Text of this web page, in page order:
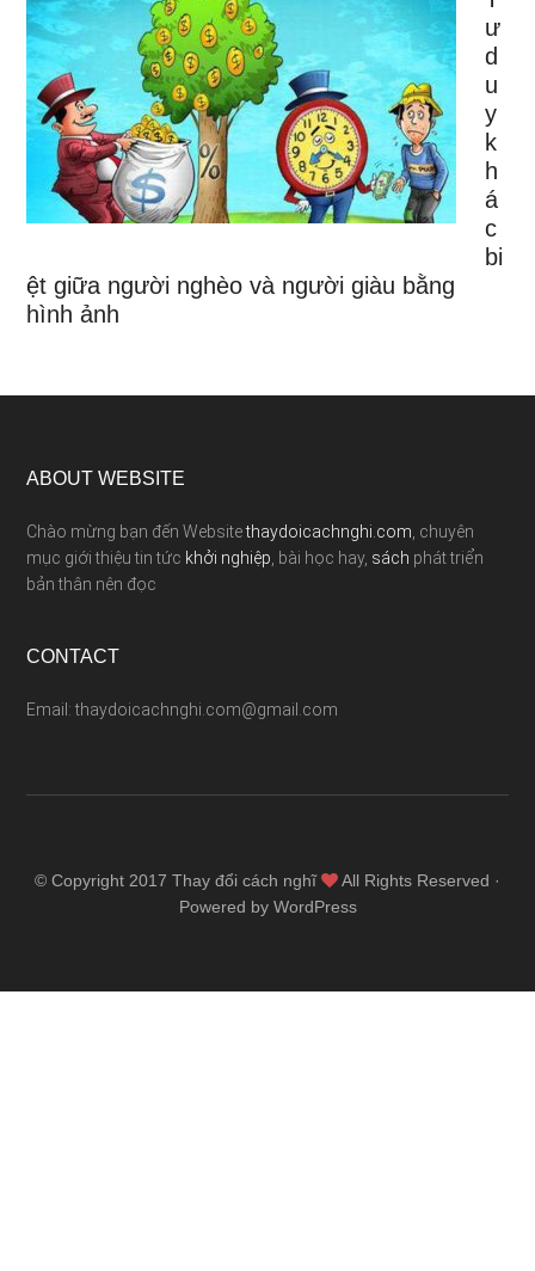
ư
d
u
y
k
h
á
c
bi
ệt giữa người nghèo và người giàu bằng
hình ảnh
ABOUT WEBSITE
Chào mừng bạn đến Websitethaydoicachnghi.com , chuyên
mục giới thiệu tin tức khởi nghiệp , bài học hay, sách phát triển
bản thân nên đọc
CONTACT
Email: thaydoicachnghi.com@gmail.com
© Copyright 2017 Thay đổi cách nghĩ
All Rights Reserved ·
Powered by WordPress